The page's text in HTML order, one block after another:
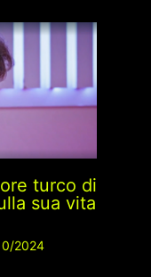
turco di
sua vita
2024